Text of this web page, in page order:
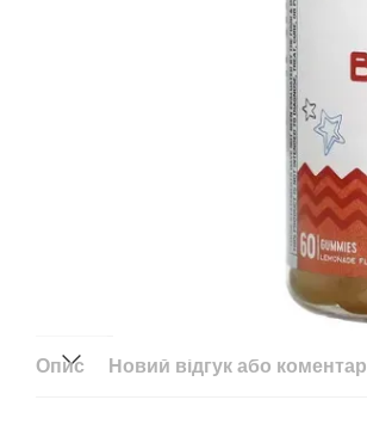
Опис Новий відгук або коментар